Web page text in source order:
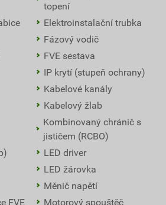
topení
Elektroinstalační trubka
Fázový vodič
FVE sestava
IP krytí (stupeň ochrany)
Kabelové kanály
Kabelový žlab
Kombinovaný chránič s
jističem (RCBO)
LED driver
LED žárovka
Měnič napětí
FVE
Motorový spouštěč